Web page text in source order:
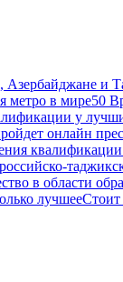
Азербайджане
метро в мире50
у
онлайн
квалификации
в области
лучшееСтоит